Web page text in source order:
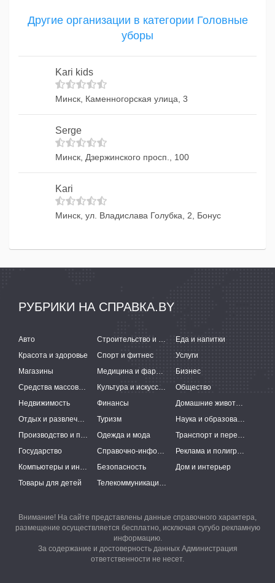
Другие организации в категории Головные
уборы
Kari kids
Минск, Каменногорская улица, 3
Serge
Минск, Дзержинского просп., 100
Kari
Минск, ул. Владислава Голубка, 2, Бонус
РУБРИКИ НА СПРАВКА.BY
Авто Строительство и ремонт
Еда и напитки
Красота и здоровье
Спорт и фитнес
Услуги
Магазины
Медицина и фармацевтика
Бизнес
Средства массовой информации
Культура и искусство
Общество
Недвижимость
Финансы
Домашние животные
Отдых и развлечения
Туризм
Наука и образование
Производство и поставки
Одежда и мода
Транспорт и перевозки
Государство
Справочно-информационные системы
Реклама и полиграфия
Компьютеры и интернет
Безопасность
Дом и интерьер
Товары для детей
Телекоммуникации и связь
Внимание! На сайте представлены данные справочного характера,
размещение осуществляется бесплатно, исключая сугубо рекламную
информацию.
За содержание и достоверность данных Администрация
ответственности не несет.